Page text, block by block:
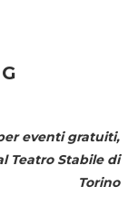
eventi gratuiti,
Teatro Stabile di
Torino